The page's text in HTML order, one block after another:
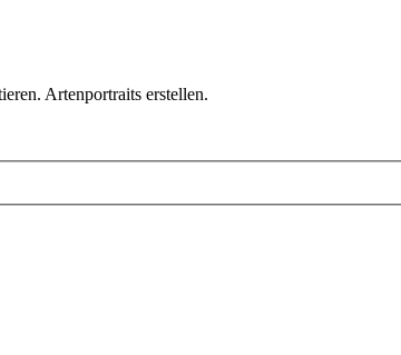
Artenportraits erstellen.